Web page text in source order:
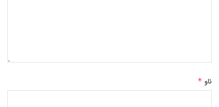
ناو *